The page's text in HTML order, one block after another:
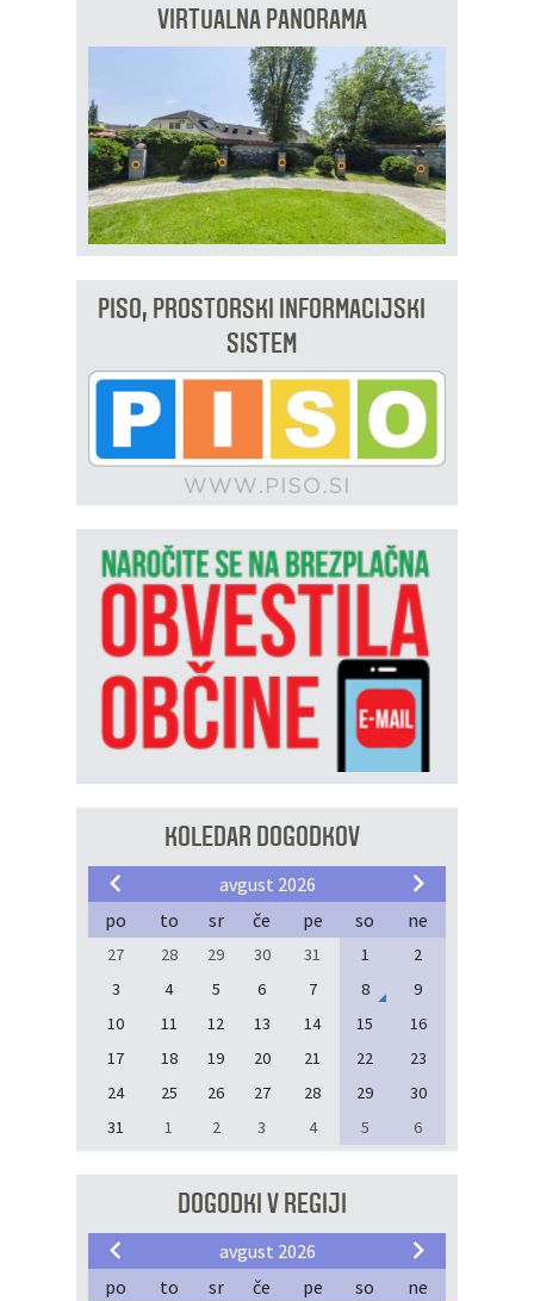
VIRTUALNA PANORAMA
PISO, PROSTORSKI INFORMACIJSKI
SISTEM
KOLEDAR DOGODKOV
avgust 2026
po
to sr če pe so ne
27 28 29 30 31 1
2
3
4 5 6 7 8
9
10
11 12 13 14 15
16
17
18 19 20 21 22
23
24
25 26 27 28 29
30
31
1 2 3 4 5 6
DOGODKI V REGIJI
avgust 2026
po
to sr če pe so ne